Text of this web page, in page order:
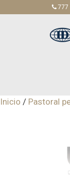
777
Inicio / Pastoral